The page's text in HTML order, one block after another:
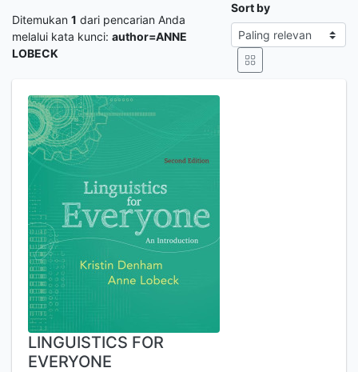
Ditemukan 1 dari pencarian Anda
melalui kata kunci: author=ANNE
LOBECK
Sort by
LINGUISTICS FOR
EVERYONE